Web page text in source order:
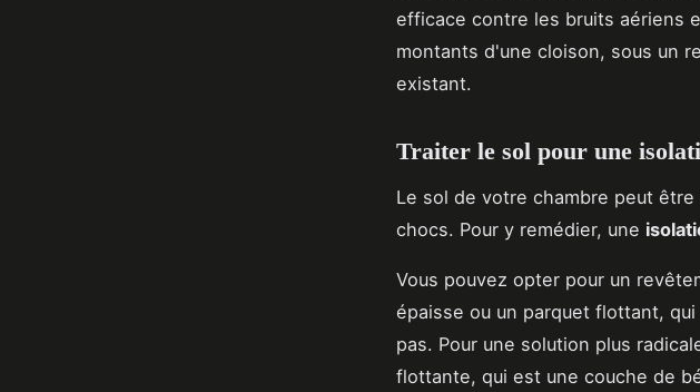
efficace contre les bruits aériens
montants d'une cloison, sous un
existant.
Traiter le sol pour une
Le sol de votre chambre peut
chocs. Pour y remédier, une
Vous pouvez opter pour un
épaisse ou un parquet flottant,
pas. Pour une solution plus
flottante, qui est une couche de